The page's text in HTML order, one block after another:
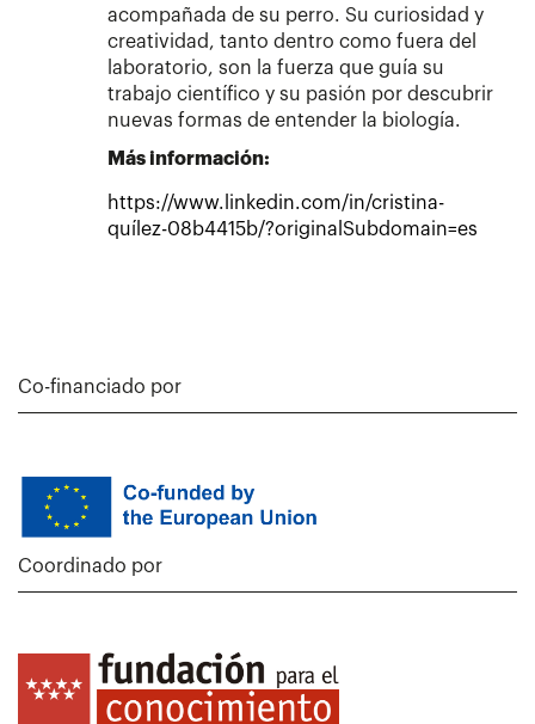
acompañada de su perro. Su curiosidad y
creatividad, tanto dentro como fuera del
laboratorio, son la fuerza que guía su
trabajo científico y su pasión por descubrir
nuevas formas de entender la biología.
Más información:
https://www.linkedin.com/in/cristina-
quílez-08b4415b/?originalSubdomain=es
Co-financiado por
Coordinado por